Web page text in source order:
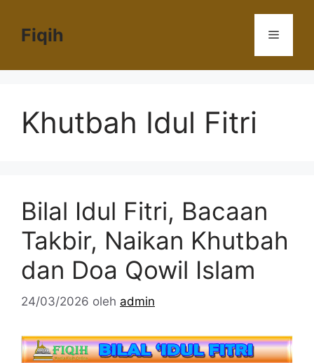
Fiqih Menu
Khutbah Idul Fitri
Bilal Idul Fitri, Bacaan
Takbir, Naikan Khutbah
dan Doa Qowil Islam
24/03/2026 oleh admin